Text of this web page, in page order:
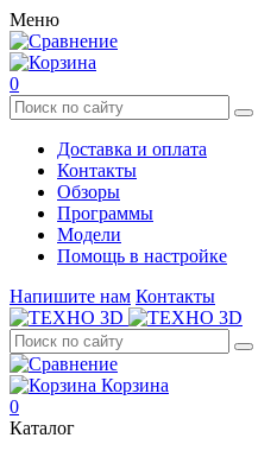
Меню
0
Доставка и оплата
Контакты
Обзоры
Программы
Модели
Помощь в настройке
Напишите нам Контакты
Корзина
0
Каталог